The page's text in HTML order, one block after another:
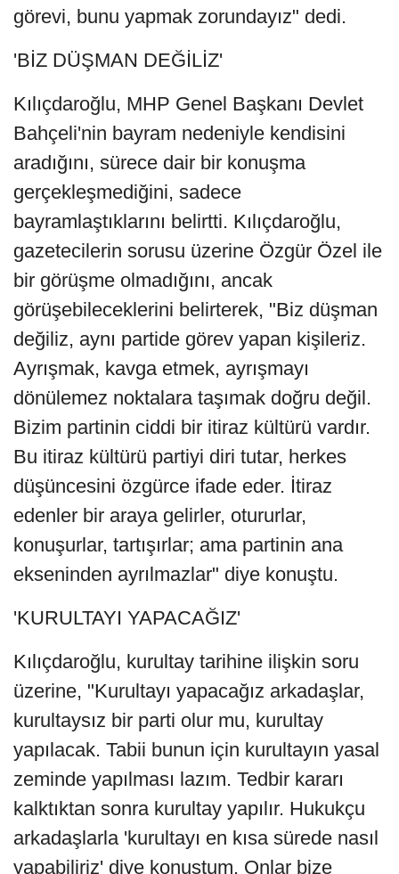
görevi, bunu yapmak zorundayız" dedi.
'BİZ DÜŞMAN DEĞİLİZ'
Kılıçdaroğlu, MHP Genel Başkanı Devlet
Bahçeli'nin bayram nedeniyle kendisini
aradığını, sürece dair bir konuşma
gerçekleşmediğini, sadece
bayramlaştıklarını belirtti. Kılıçdaroğlu,
gazetecilerin sorusu üzerine Özgür Özel ile
bir görüşme olmadığını, ancak
görüşebileceklerini belirterek, "Biz düşman
değiliz, aynı partide görev yapan kişileriz.
Ayrışmak, kavga etmek, ayrışmayı
dönülemez noktalara taşımak doğru değil.
Bizim partinin ciddi bir itiraz kültürü vardır.
Bu itiraz kültürü partiyi diri tutar, herkes
düşüncesini özgürce ifade eder. İtiraz
edenler bir araya gelirler, otururlar,
konuşurlar, tartışırlar; ama partinin ana
ekseninden ayrılmazlar" diye konuştu.
'KURULTAYI YAPACAĞIZ'
Kılıçdaroğlu, kurultay tarihine ilişkin soru
üzerine, "Kurultayı yapacağız arkadaşlar,
kurultaysız bir parti olur mu, kurultay
yapılacak. Tabii bunun için kurultayın yasal
zeminde yapılması lazım. Tedbir kararı
kalktıktan sonra kurultay yapılır. Hukukçu
arkadaşlarla 'kurultayı en kısa sürede nasıl
yapabiliriz' diye konuştum. Onlar bize